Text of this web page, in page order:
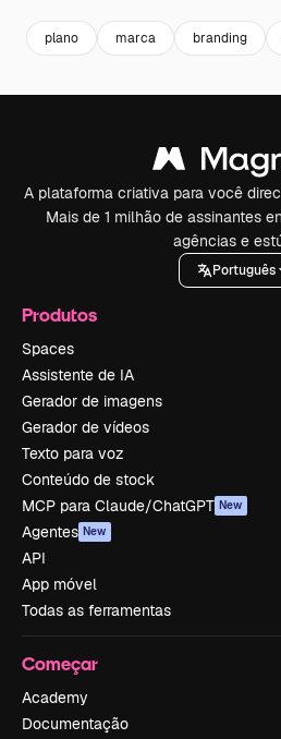
plano marca branding
A plataforma criativa para você
Mais de 1 milhão de assinantes
agências e
Português
Produtos
Spaces
Assistente de IA
Gerador de imagens
Gerador de vídeos
Texto para voz
Conteúdo de stock
MCP para Claude/ChatGPT New
Agentes New
API
App móvel
Todas as ferramentas
Começar
Academy
Documentação